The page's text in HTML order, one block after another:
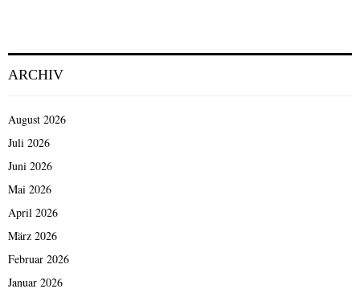
ARCHIV
August 2026
Juli 2026
Juni 2026
Mai 2026
April 2026
März 2026
Februar 2026
Januar 2026